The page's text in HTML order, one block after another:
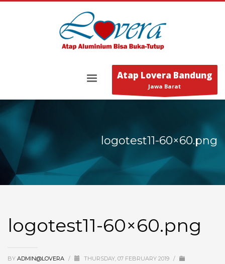
Atap Lovera Bandung
Jawa Barat
logotest11-60×60.png
logotest11-60×60.png
BY ADMIN@LOVERA / THURSDAY, 07 FEBRUARY 2019 /